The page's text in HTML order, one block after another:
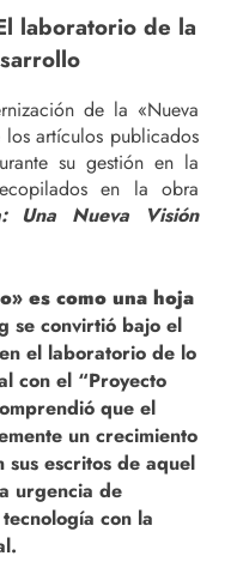
laboratorio de la
de la «Nueva
los artículos publicados
su gestión en la
en la obra
Una Nueva Visión
es como una hoja
se convirtió bajo el
el laboratorio de lo
con el “Proyecto
que el
un crecimiento
escritos de aquel
urgencia de
con la